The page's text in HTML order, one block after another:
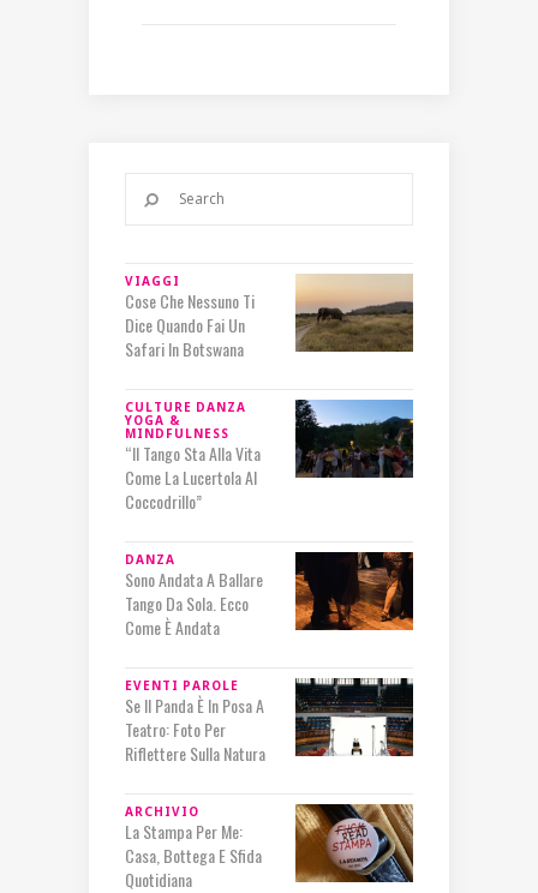
VIAGGI
Cose Che Nessuno Ti
Dice Quando Fai Un
Safari In Botswana
CULTURE DANZA
YOGA &
MINDFULNESS
“Il Tango Sta Alla Vita
Come La Lucertola Al
Coccodrillo”
DANZA
Sono Andata A Ballare
Tango Da Sola. Ecco
Come È Andata
EVENTI PAROLE
Se Il Panda È In Posa A
Teatro: Foto Per
Riflettere Sulla Natura
ARCHIVIO
La Stampa Per Me:
Casa, Bottega E Sfida
Quotidiana